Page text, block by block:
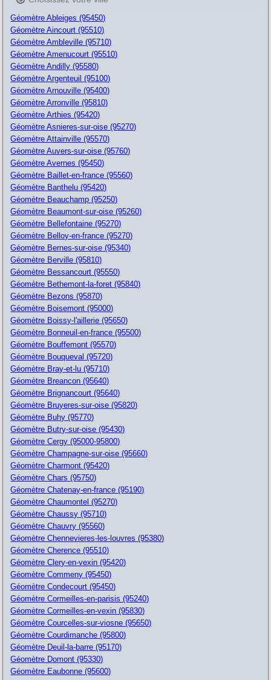
Géomètre Ableiges (95450)
Géomètre Aincourt (95510)
Géomètre Ambleville (95710)
Géomètre Amenucourt (95510)
Géomètre Andilly (95580)
Géomètre Argenteuil (95100)
Géomètre Arnouville (95400)
Géomètre Arronville (95810)
Géomètre Arthies (95420)
Géomètre Asnieres-sur-oise (95270)
Géomètre Attainville (95570)
Géomètre Auvers-sur-oise (95760)
Géomètre Avernes (95450)
Géomètre Baillet-en-france (95560)
Géomètre Banthelu (95420)
Géomètre Beauchamp (95250)
Géomètre Beaumont-sur-oise (95260)
Géomètre Bellefontaine (95270)
Géomètre Belloy-en-france (95270)
Géomètre Bernes-sur-oise (95340)
Géomètre Berville (95810)
Géomètre Bessancourt (95550)
Géomètre Bethemont-la-foret (95840)
Géomètre Bezons (95870)
Géomètre Boisemont (95000)
Géomètre Boissy-l'aillerie (95650)
Géomètre Bonneuil-en-france (95500)
Géomètre Bouffemont (95570)
Géomètre Bouqueval (95720)
Géomètre Bray-et-lu (95710)
Géomètre Breancon (95640)
Géomètre Brignancourt (95640)
Géomètre Bruyeres-sur-oise (95820)
Géomètre Buhy (95770)
Géomètre Butry-sur-oise (95430)
Géomètre Cergy (95000-95800)
Géomètre Champagne-sur-oise (95660)
Géomètre Charmont (95420)
Géomètre Chars (95750)
Géomètre Chatenay-en-france (95190)
Géomètre Chaumontel (95270)
Géomètre Chaussy (95710)
Géomètre Chauvry (95560)
Géomètre Chennevieres-les-louvres (95380)
Géomètre Cherence (95510)
Géomètre Clery-en-vexin (95420)
Géomètre Commeny (95450)
Géomètre Condecourt (95450)
Géomètre Cormeilles-en-parisis (95240)
Géomètre Cormeilles-en-vexin (95830)
Géomètre Courcelles-sur-viosne (95650)
Géomètre Courdimanche (95800)
Géomètre Deuil-la-barre (95170)
Géomètre Domont (95330)
Géomètre Eaubonne (95600)